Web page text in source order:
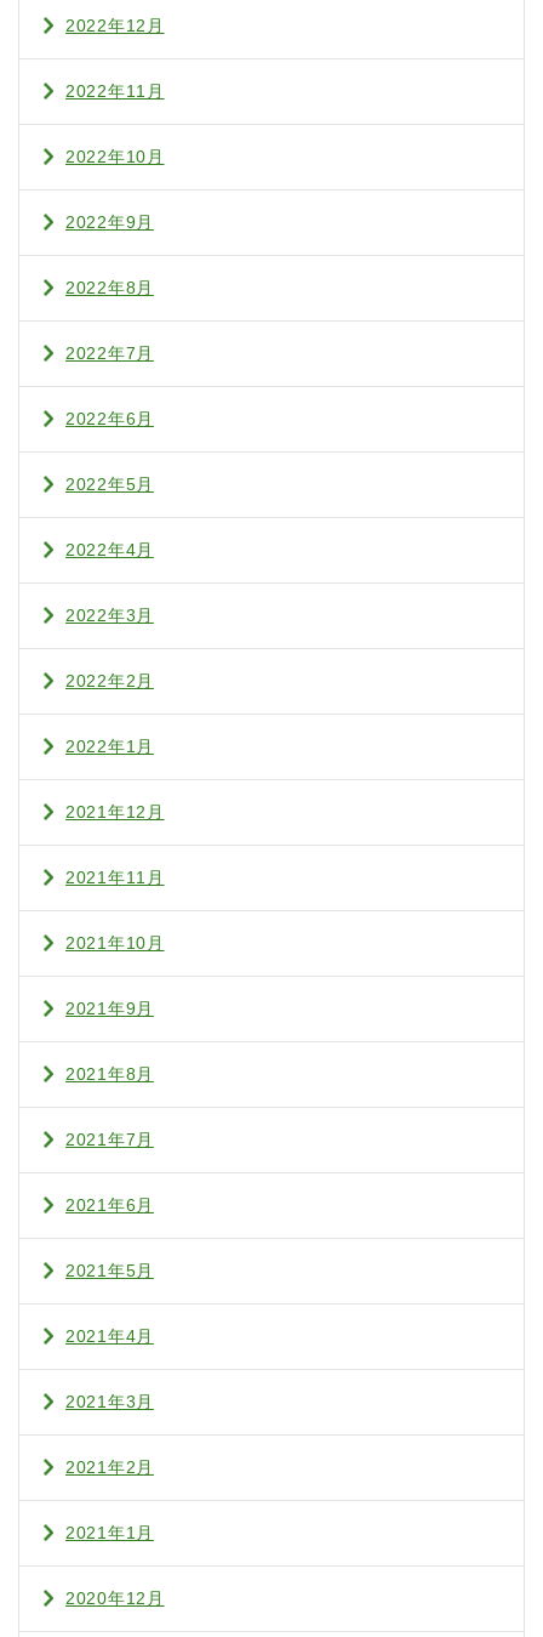
2022年12月
2022年11月
2022年10月
2022年9月
2022年8月
2022年7月
2022年6月
2022年5月
2022年4月
2022年3月
2022年2月
2022年1月
2021年12月
2021年11月
2021年10月
2021年9月
2021年8月
2021年7月
2021年6月
2021年5月
2021年4月
2021年3月
2021年2月
2021年1月
2020年12月